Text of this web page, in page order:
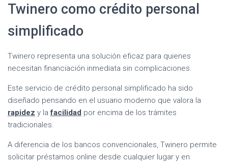
Twinero como crédito personal
simplificado
Twinero representa una solución eficaz para quienes
necesitan financiación inmediata sin complicaciones.
Este servicio de crédito personal simplificado ha sido
diseñado pensando en el usuario moderno que valora la
rapidez y lafacilidad por encima de los trámites
tradicionales.
A diferencia de los bancos convencionales, Twinero permite
solicitar préstamos online desde cualquier lugar y en